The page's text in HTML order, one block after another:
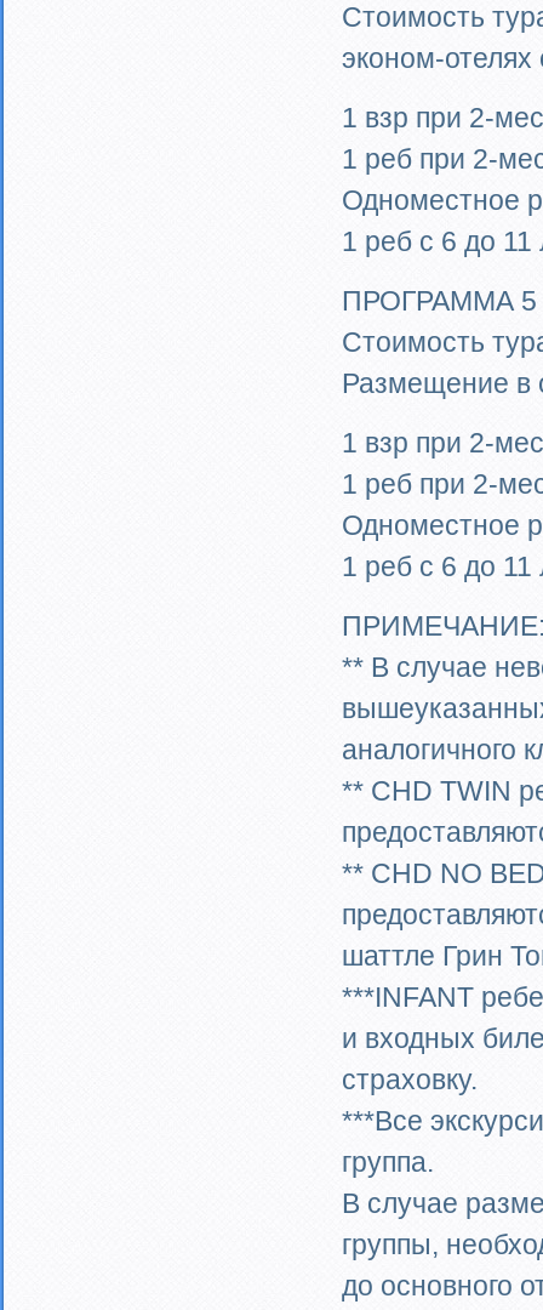
Стоимость
эконом-отелях
1 взр при 2-
1 реб при 2-
Одноместное
1 реб с 6 до 11
ПРОГРАММА
Стоимость
Размещение в
1 взр при 2-
1 реб при 2-
Одноместное
1 реб с 6 до 11
** В случае
аналогичного
** CHD TWIN
** CHD NO
шаттле Грин
***INFANT
и входных
страховку.
***Все
группа.
В случае
группы,
до основного